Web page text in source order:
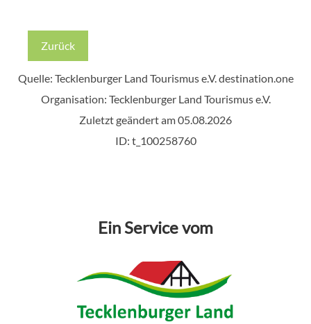
Zurück
Quelle: Tecklenburger Land Tourismus e.V. destination.one
Organisation: Tecklenburger Land Tourismus e.V.
Zuletzt geändert am 05.08.2026
ID: t_100258760
Ein Service vom